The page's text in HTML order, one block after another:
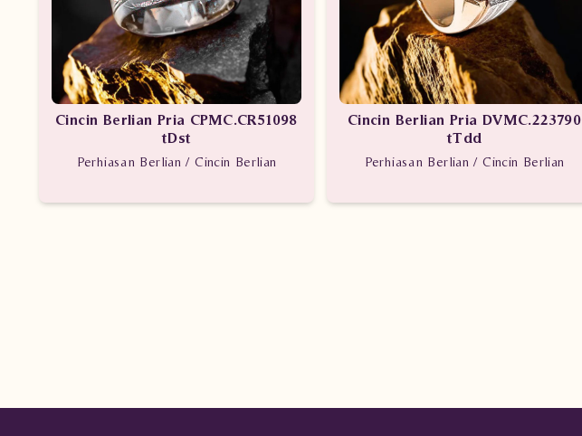
Cincin Berlian Pria CPMC.CR51098
tDst
Perhiasan Berlian / Cincin Berlian
Cincin Berlian Pria DVMC.223790
tTdd
Perhiasan Berlian / Cincin Berlian